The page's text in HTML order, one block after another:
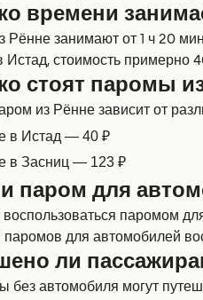
времени
Рённе занимают от 1 ч 20
Истад, стоимость примерно
стоят паромы
из Рённе зависит от
в Истад — 40 ₽
в Засниц — 123 ₽
паром для
паромом
паромов для автомобилей
ли
без автомобиля могут